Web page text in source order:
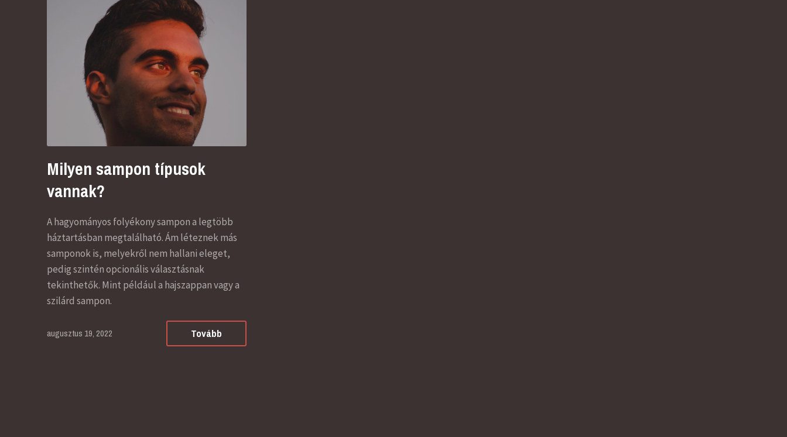
Milyen sampon típusok
vannak?
A hagyományos folyékony sampon a legtöbb
háztartásban megtalálható. Ám léteznek más
samponok is, melyekről nem hallani eleget,
pedig szintén opcionális választásnak
tekinthetők. Mint például a hajszappan vagy a
szilárd sampon.
augusztus 19, 2022 Tovább